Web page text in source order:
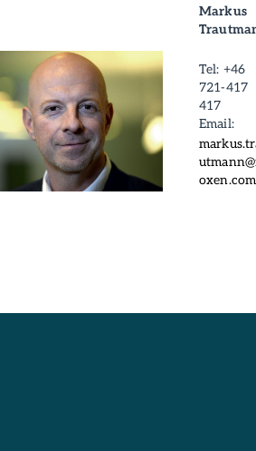
Markus
Tel: +46
721-417
417
Email:
oxen.com